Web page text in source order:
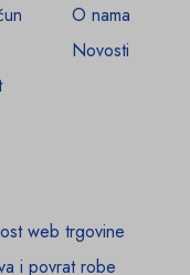
O nama
Novosti
web trgovine
i povrat robe